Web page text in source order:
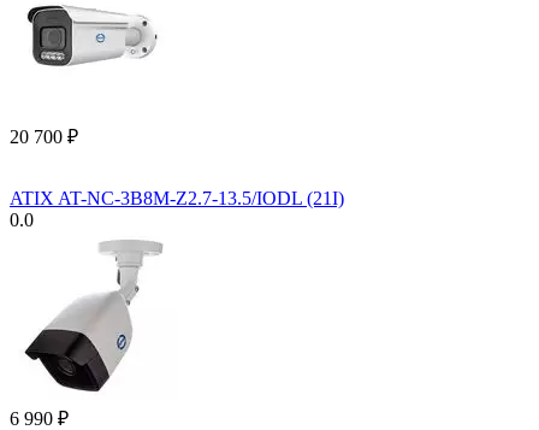
20 700 ₽
ATIX AT-NC-3B8M-Z2.7-13.5/IODL (21I)
0.0
6 990 ₽